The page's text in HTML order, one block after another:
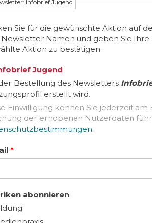
Infobrief Jugend
Sie für die gewünschte Aktion auf
Namen und geben Sie Ihre
Aktion zu bestätigen.
Jugend
Bestellung des Newsletters
erstellt wird.
Einwilligung können Sie jederzeit
.
*
abonnieren